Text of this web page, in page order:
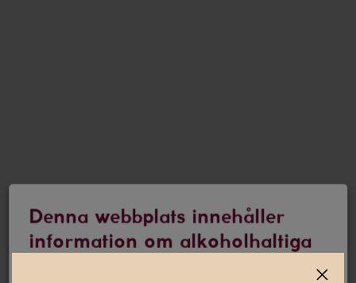
Denna webbplats innehåller
information om alkoholhaltiga